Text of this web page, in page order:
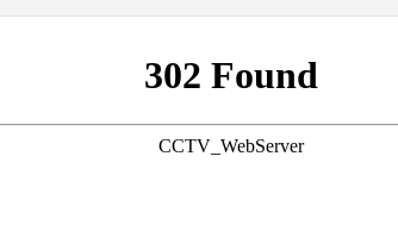
302 Found
CCTV_WebServer